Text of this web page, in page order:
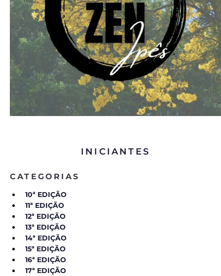
INICIANTES
CATEGORIAS
10ª EDIÇÃO
11ª EDIÇÃO
12ª EDIÇÃO
13ª EDIÇÃO
14ª EDIÇÃO
15ª EDIÇÃO
16ª EDIÇÃO
17ª EDIÇÃO